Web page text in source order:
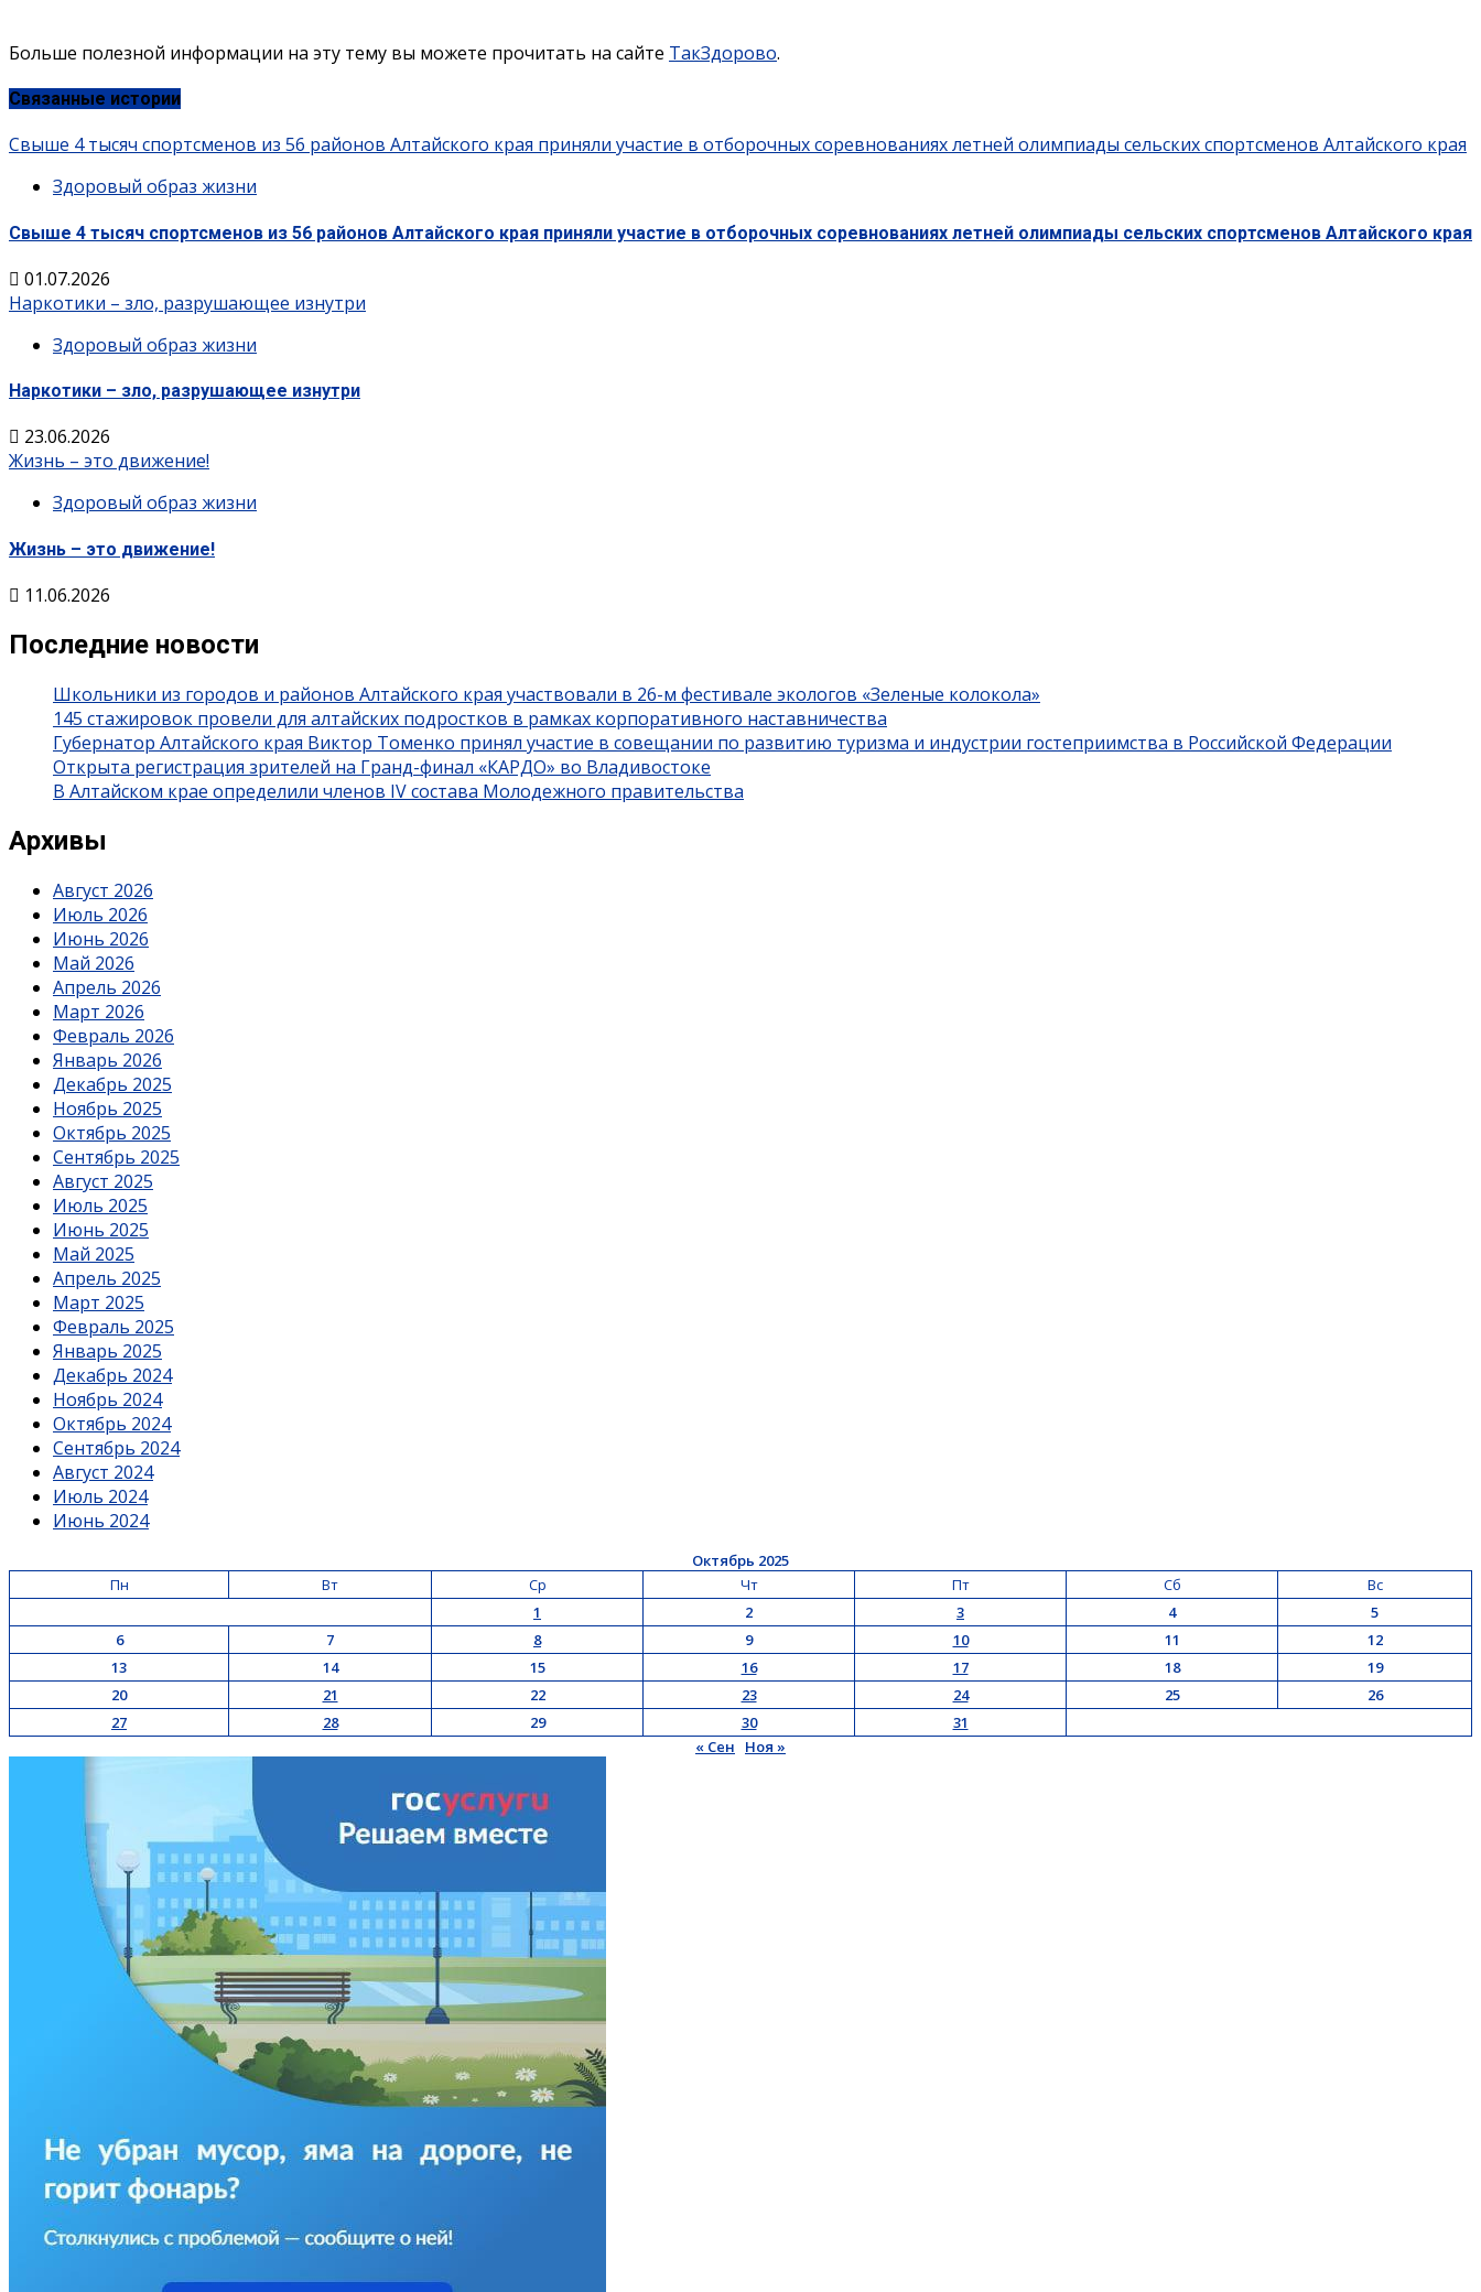
Больше полезной информации на эту тему вы можете прочитать на сайте ТакЗдорово.
Связанные истории
Свыше 4 тысяч спортсменов из 56 районов Алтайского края приняли участие в отборочных соревнованиях летней олимпиады сельских спортсменов Алтайского края
Здоровый образ жизни
Свыше 4 тысяч спортсменов из 56 районов Алтайского края приняли участие в отборочных соревнованиях летней олимпиады сельских спортсменов Алтайского края
01.07.2026
Наркотики – зло, разрушающее изнутри
Здоровый образ жизни
Наркотики – зло, разрушающее изнутри
23.06.2026
Жизнь – это движение!
Здоровый образ жизни
Жизнь – это движение!
11.06.2026
Последние новости
Школьники из городов и районов Алтайского края участвовали в 26-м фестивале экологов «Зеленые колокола»
145 стажировок провели для алтайских подростков в рамках корпоративного наставничества
Губернатор Алтайского края Виктор Томенко принял участие в совещании по развитию туризма и индустрии гостеприимства в Российской Федерации
Открыта регистрация зрителей на Гранд-финал «КАРДО» во Владивостоке
В Алтайском крае определили членов IV состава Молодежного правительства
Архивы
Август 2026
Июль 2026
Июнь 2026
Май 2026
Апрель 2026
Март 2026
Февраль 2026
Январь 2026
Декабрь 2025
Ноябрь 2025
Октябрь 2025
Сентябрь 2025
Август 2025
Июль 2025
Июнь 2025
Май 2025
Апрель 2025
Март 2025
Февраль 2025
Январь 2025
Декабрь 2024
Ноябрь 2024
Октябрь 2024
Сентябрь 2024
Август 2024
Июль 2024
Июнь 2024
Октябрь 2025
Пн
Вт Ср Чт Пт Сб
Вс
1
2 3 4
5
6
7 8 9 10 11
12
13
14 15 16 17 18
19
20
21 22 23 24 25
26
27
28 29 30
31
« Сен
Ноя »